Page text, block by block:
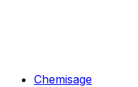
Chemisage